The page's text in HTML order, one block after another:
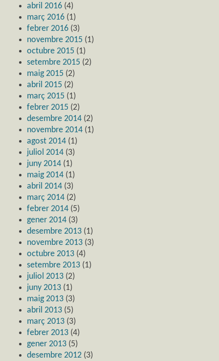
abril 2016 (4)
març 2016 (1)
febrer 2016 (3)
novembre 2015 (1)
octubre 2015 (1)
setembre 2015 (2)
maig 2015 (2)
abril 2015 (2)
març 2015 (1)
febrer 2015 (2)
desembre 2014 (2)
novembre 2014 (1)
agost 2014 (1)
juliol 2014 (3)
juny 2014 (1)
maig 2014 (1)
abril 2014 (3)
març 2014 (2)
febrer 2014 (5)
gener 2014 (3)
desembre 2013 (1)
novembre 2013 (3)
octubre 2013 (4)
setembre 2013 (1)
juliol 2013 (2)
juny 2013 (1)
maig 2013 (3)
abril 2013 (5)
març 2013 (3)
febrer 2013 (4)
gener 2013 (5)
desembre 2012 (3)